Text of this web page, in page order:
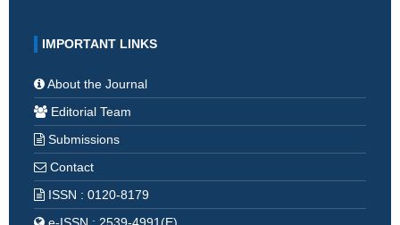
IMPORTANT LINKS
About the Journal
Editorial Team
Submissions
Contact
ISSN : 0120-8179